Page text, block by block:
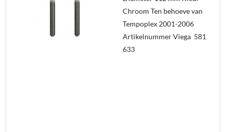
In
winkelmand
Chroom Ten behoeve van
Tempoplex 2001-2006
Artikelnummer Viega 581
633